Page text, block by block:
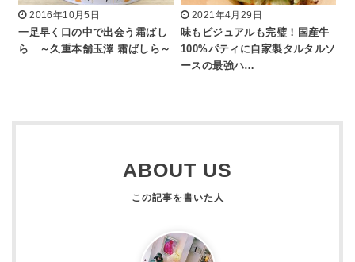
2016年10月5日
一足早く口の中で出会う霜ばし
ら ～久重本舗玉澤 霜ばしら～
2021年4月29日
味もビジュアルも完璧！国産牛
100%パティに自家製タルタルソ
ースの最強ハ…
ABOUT US